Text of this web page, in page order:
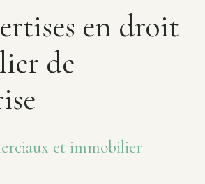
en droit
de
et immobilier